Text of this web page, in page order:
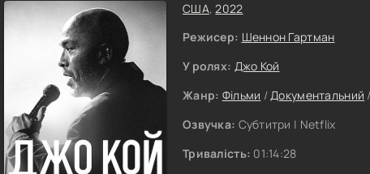
США,2022
Режисер: Шеннон Гартман
У ролях: Джо Кой
Жанр: Фільми /Документальний /
Озвучка: Субтитри | Netflix
Тривалість: 01:14:28